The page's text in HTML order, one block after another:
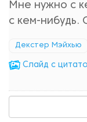
Мне нужно с
с кем-нибудь.
Декстер Мэйхью
Cлайд с